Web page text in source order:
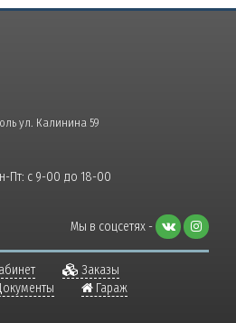
ул. Калинина 59
Пт: с 9-00 до 18-00
Мы в соцсетях -
Заказы
Гараж